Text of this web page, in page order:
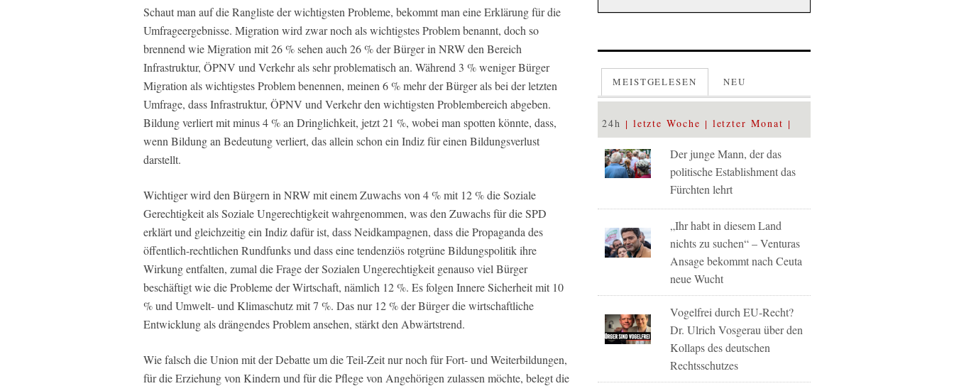
Schaut man auf die Rangliste der wichtigsten Probleme, bekommt man eine Erklärung für die
Umfrageergebnisse. Migration wird zwar noch als wichtigstes Problem benannt, doch so
brennend wie Migration mit 26 % sehen auch 26 % der Bürger in NRW den Bereich
Infrastruktur, ÖPNV und Verkehr als sehr problematisch an. Während 3 % weniger Bürger
Migration als wichtigstes Problem benennen, meinen 6 % mehr der Bürger als bei der letzten
Umfrage, dass Infrastruktur, ÖPNV und Verkehr den wichtigsten Problembereich abgeben.
Bildung verliert mit minus 4 % an Dringlichkeit, jetzt 21 %, wobei man spotten könnte, dass,
wenn Bildung an Bedeutung verliert, das allein schon ein Indiz für einen Bildungsverlust
darstellt.
Wichtiger wird den Bürgern in NRW mit einem Zuwachs von 4 % mit 12 % die Soziale
Gerechtigkeit als Soziale Ungerechtigkeit wahrgenommen, was den Zuwachs für die SPD
erklärt und gleichzeitig ein Indiz dafür ist, dass Neidkampagnen, dass die Propaganda des
öffentlich-rechtlichen Rundfunks und dass eine tendenziös rotgrüne Bildungspolitik ihre
Wirkung entfalten, zumal die Frage der Sozialen Ungerechtigkeit genauso viel Bürger
beschäftigt wie die Probleme der Wirtschaft, nämlich 12 %. Es folgen Innere Sicherheit mit 10
% und Umwelt- und Klimaschutz mit 7 %. Das nur 12 % der Bürger die wirtschaftliche
Entwicklung als drängendes Problem ansehen, stärkt den Abwärtstrend.
Wie falsch die Union mit der Debatte um die Teil-Zeit nur noch für Fort- und Weiterbildungen,
für die Erziehung von Kindern und für die Pflege von Angehörigen zulassen möchte, belegt die
MEISTGELESEN NEU
24h letzte Woche letzter Monat
Der junge Mann, der das
politische Establishment das
Fürchten lehrt
„Ihr habt in diesem Land
nichts zu suchen“ – Venturas
Ansage bekommt nach Ceuta
neue Wucht
Vogelfrei durch EU-Recht?
Dr. Ulrich Vosgerau über den
Kollaps des deutschen
Rechtsschutzes